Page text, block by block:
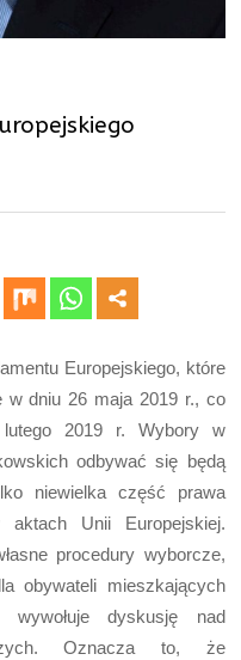
Europejskiego, które
w dniu 26 maja 2019 r., co
2019 r. Wybory w
odbywać się będą
niewielka część prawa
Unii Europejskiej.
procedury wyborcze,
obywateli mieszkających
dyskusję nad
Oznacza to, że